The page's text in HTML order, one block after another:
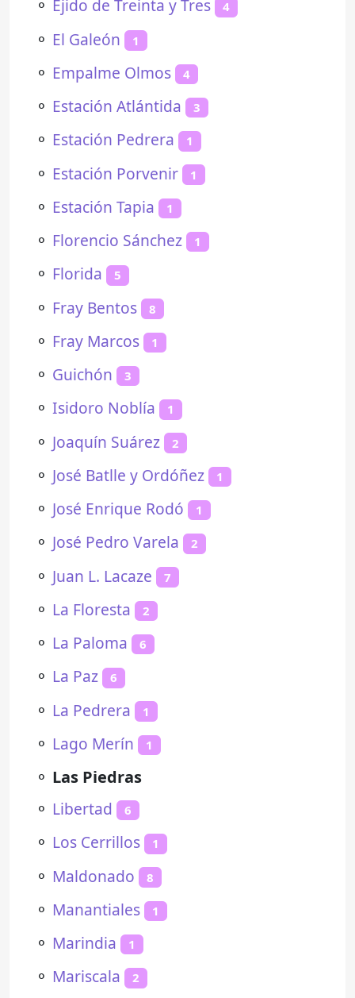
⚬ Ejido de Treinta y Tres 4
⚬ El Galeón 1
⚬ Empalme Olmos 4
⚬ Estación Atlántida 3
⚬ Estación Pedrera 1
⚬ Estación Porvenir 1
⚬ Estación Tapia 1
⚬ Florencio Sánchez 1
⚬ Florida 5
⚬ Fray Bentos 8
⚬ Fray Marcos 1
⚬ Guichón 3
⚬ Isidoro Noblía 1
⚬ Joaquín Suárez 2
⚬ José Batlle y Ordóñez 1
⚬ José Enrique Rodó 1
⚬ José Pedro Varela 2
⚬ Juan L. Lacaze 7
⚬ La Floresta 2
⚬ La Paloma 6
⚬ La Paz 6
⚬ La Pedrera 1
⚬ Lago Merín 1
⚬ Las Piedras
⚬ Libertad 6
⚬ Los Cerrillos 1
⚬ Maldonado 8
⚬ Manantiales 1
⚬ Marindia 1
⚬ Mariscala 2